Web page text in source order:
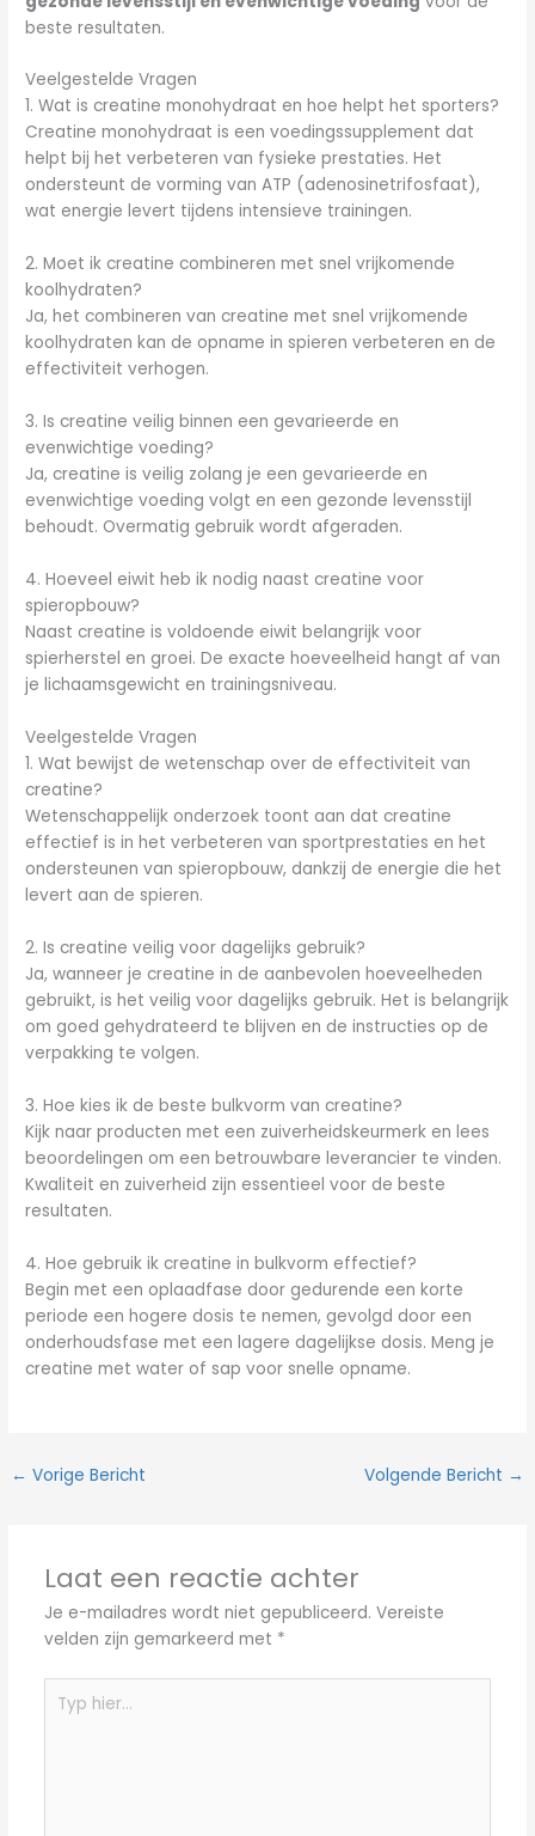
beste resultaten.
Veelgestelde Vragen
1. Wat is creatine monohydraat en hoe helpt het sporters?
Creatine monohydraat is een voedingssupplement dat
helpt bij het verbeteren van fysieke prestaties. Het
ondersteunt de vorming van ATP (adenosinetrifosfaat),
wat energie levert tijdens intensieve trainingen.
2. Moet ik creatine combineren met snel vrijkomende
koolhydraten?
Ja, het combineren van creatine met snel vrijkomende
koolhydraten kan de opname in spieren verbeteren en de
effectiviteit verhogen.
3. Is creatine veilig binnen een gevarieerde en
evenwichtige voeding?
Ja, creatine is veilig zolang je een gevarieerde en
evenwichtige voeding volgt en een gezonde levensstijl
behoudt. Overmatig gebruik wordt afgeraden.
4. Hoeveel eiwit heb ik nodig naast creatine voor
spieropbouw?
Naast creatine is voldoende eiwit belangrijk voor
spierherstel en groei. De exacte hoeveelheid hangt af van
je lichaamsgewicht en trainingsniveau.
Veelgestelde Vragen
1. Wat bewijst de wetenschap over de effectiviteit van
creatine?
Wetenschappelijk onderzoek toont aan dat creatine
effectief is in het verbeteren van sportprestaties en het
ondersteunen van spieropbouw, dankzij de energie die het
levert aan de spieren.
2. Is creatine veilig voor dagelijks gebruik?
Ja, wanneer je creatine in de aanbevolen hoeveelheden
gebruikt, is het veilig voor dagelijks gebruik. Het is belangrijk
om goed gehydrateerd te blijven en de instructies op de
verpakking te volgen.
3. Hoe kies ik de beste bulkvorm van creatine?
Kijk naar producten met een zuiverheidskeurmerk en lees
beoordelingen om een betrouwbare leverancier te vinden.
Kwaliteit en zuiverheid zijn essentieel voor de beste
resultaten.
4. Hoe gebruik ik creatine in bulkvorm effectief?
Begin met een oplaadfase door gedurende een korte
periode een hogere dosis te nemen, gevolgd door een
onderhoudsfase met een lagere dagelijkse dosis. Meng je
creatine met water of sap voor snelle opname.
← Vorige Bericht Volgende Bericht →
Laat een reactie achter
Je e-mailadres wordt niet gepubliceerd. Vereiste
velden zijn gemarkeerd met *
hier...